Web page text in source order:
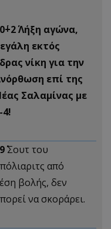
Λήξη αγώνα,
εκτός
νίκη για την
επί της
Σαλαμίνας με
4!
Σουτ του
από
βολής, δεν
να σκοράρει.